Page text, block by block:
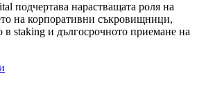
подчертава нарастващата роля на
на корпоративни съкровищници,
в staking и дългосрочното приемане на